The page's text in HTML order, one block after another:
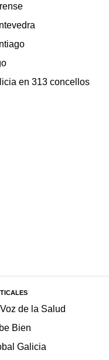
en 313 concellos
de la Salud
Bien
Galicia